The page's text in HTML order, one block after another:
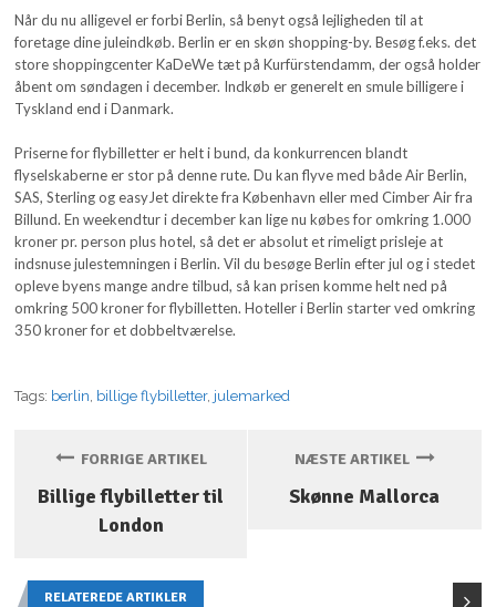
Når du nu alligevel er forbi Berlin, så benyt også lejligheden til at
foretage dine juleindkøb. Berlin er en skøn shopping-by. Besøg f.eks. det
store shoppingcenter KaDeWe tæt på Kurfürstendamm, der også holder
åbent om søndagen i december. Indkøb er generelt en smule billigere i
Tyskland end i Danmark.
Priserne for flybilletter er helt i bund, da konkurrencen blandt
flyselskaberne er stor på denne rute. Du kan flyve med både Air Berlin,
SAS, Sterling og easyJet direkte fra København eller med Cimber Air fra
Billund. En weekendtur i december kan lige nu købes for omkring 1.000
kroner pr. person plus hotel, så det er absolut et rimeligt prisleje at
indsnuse julestemningen i Berlin. Vil du besøge Berlin efter jul og i stedet
opleve byens mange andre tilbud, så kan prisen komme helt ned på
omkring 500 kroner for flybilletten. Hoteller i Berlin starter ved omkring
350 kroner for et dobbeltværelse.
Tags: berlin, billige flybilletter, julemarked
FORRIGE ARTIKEL
Billige flybilletter til
London
NÆSTE ARTIKEL
Skønne Mallorca
RELATEREDE ARTIKLER